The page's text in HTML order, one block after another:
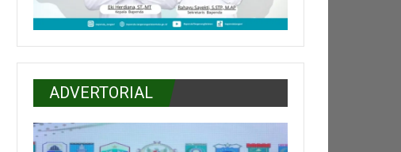
ADVERTORIAL